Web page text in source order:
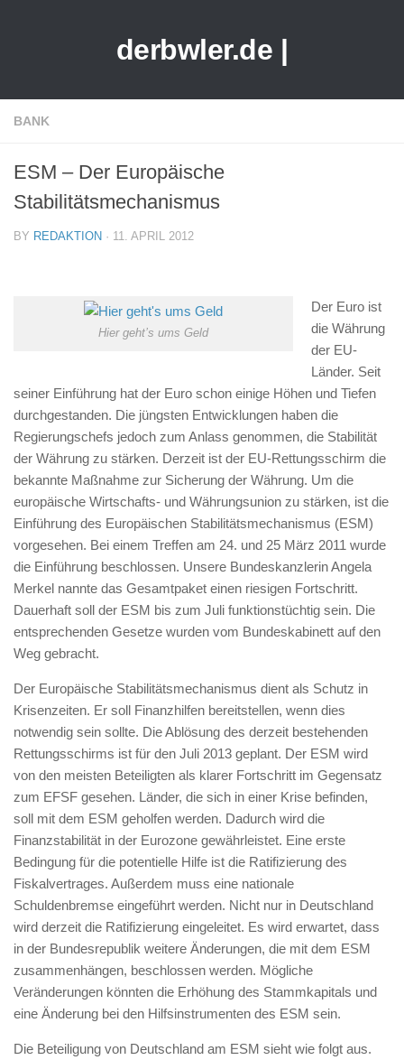
derbwler.de |
BANK
ESM – Der Europäische
Stabilitätsmechanismus
BY REDAKTION · 11. APRIL 2012
Hier geht’s ums Geld
Der Euro ist
die Währung
der EU-
Länder. Seit
seiner Einführung hat der Euro schon einige Höhen und Tiefen
durchgestanden. Die jüngsten Entwicklungen haben die
Regierungschefs jedoch zum Anlass genommen, die Stabilität
der Währung zu stärken. Derzeit ist der EU-Rettungsschirm die
bekannte Maßnahme zur Sicherung der Währung. Um die
europäische Wirtschafts- und Währungsunion zu stärken, ist die
Einführung des Europäischen Stabilitätsmechanismus (ESM)
vorgesehen. Bei einem Treffen am 24. und 25 März 2011 wurde
die Einführung beschlossen. Unsere Bundeskanzlerin Angela
Merkel nannte das Gesamtpaket einen riesigen Fortschritt.
Dauerhaft soll der ESM bis zum Juli funktionstüchtig sein. Die
entsprechenden Gesetze wurden vom Bundeskabinett auf den
Weg gebracht.
Der Europäische Stabilitätsmechanismus dient als Schutz in
Krisenzeiten. Er soll Finanzhilfen bereitstellen, wenn dies
notwendig sein sollte. Die Ablösung des derzeit bestehenden
Rettungsschirms ist für den Juli 2013 geplant. Der ESM wird
von den meisten Beteiligten als klarer Fortschritt im Gegensatz
zum EFSF gesehen. Länder, die sich in einer Krise befinden,
soll mit dem ESM geholfen werden. Dadurch wird die
Finanzstabilität in der Eurozone gewährleistet. Eine erste
Bedingung für die potentielle Hilfe ist die Ratifizierung des
Fiskalvertrages. Außerdem muss eine nationale
Schuldenbremse eingeführt werden. Nicht nur in Deutschland
wird derzeit die Ratifizierung eingeleitet. Es wird erwartet, dass
in der Bundesrepublik weitere Änderungen, die mit dem ESM
zusammenhängen, beschlossen werden. Mögliche
Veränderungen könnten die Erhöhung des Stammkapitals und
eine Änderung bei den Hilfsinstrumenten des ESM sein.
Die Beteiligung von Deutschland am ESM sieht wie folgt aus.